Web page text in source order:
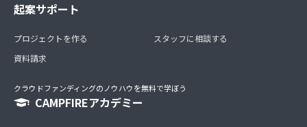
起案サポート
プロジェクトを作る
資料請求
スタッフに相談する
クラウドファンディングのノウハウを無料で学ぼう
CAMPFIREアカデミー